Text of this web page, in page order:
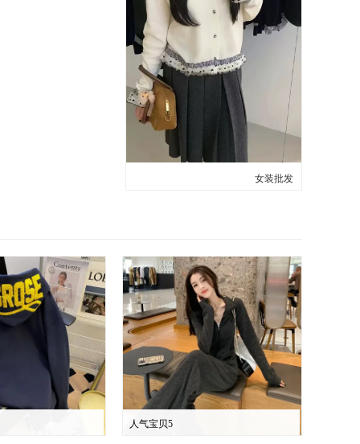
女装批发
人气宝贝5